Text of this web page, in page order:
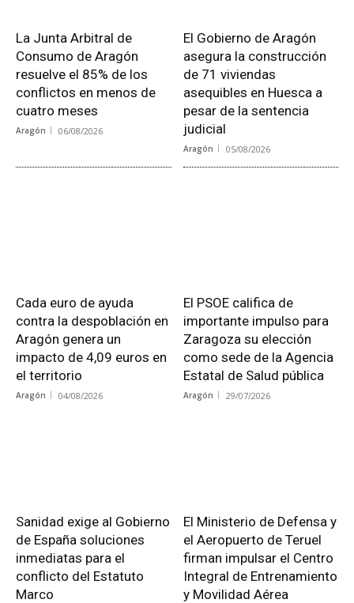
La Junta Arbitral de
Consumo de Aragón
resuelve el 85% de los
conflictos en menos de
cuatro meses
Aragón 06/08/2026
El Gobierno de Aragón
asegura la construcción
de 71 viviendas
asequibles en Huesca a
pesar de la sentencia
judicial
Aragón 05/08/2026
Cada euro de ayuda
contra la despoblación en
Aragón genera un
impacto de 4,09 euros en
el territorio
Aragón 04/08/2026
El PSOE califica de
importante impulso para
Zaragoza su elección
como sede de la Agencia
Estatal de Salud pública
Aragón 29/07/2026
Sanidad exige al Gobierno
de España soluciones
inmediatas para el
conflicto del Estatuto
Marco
El Ministerio de Defensa y
el Aeropuerto de Teruel
firman impulsar el Centro
Integral de Entrenamiento
y Movilidad Aérea